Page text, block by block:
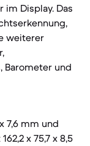
Display. Das
weiterer
Barometer und
7,6 mm und
x 75,7 x 8,5